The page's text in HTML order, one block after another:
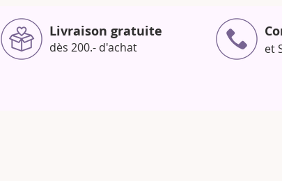
Livraison gratuite
dès 200.- d'achat et